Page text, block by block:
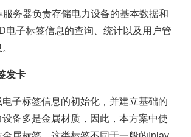
器负责存储电力设备的基本数据和
电子标签信息的查询、统计以及用户管
发卡
标签信息的初始化，并建立基础的
备多是金属材质，因此，本方案中使